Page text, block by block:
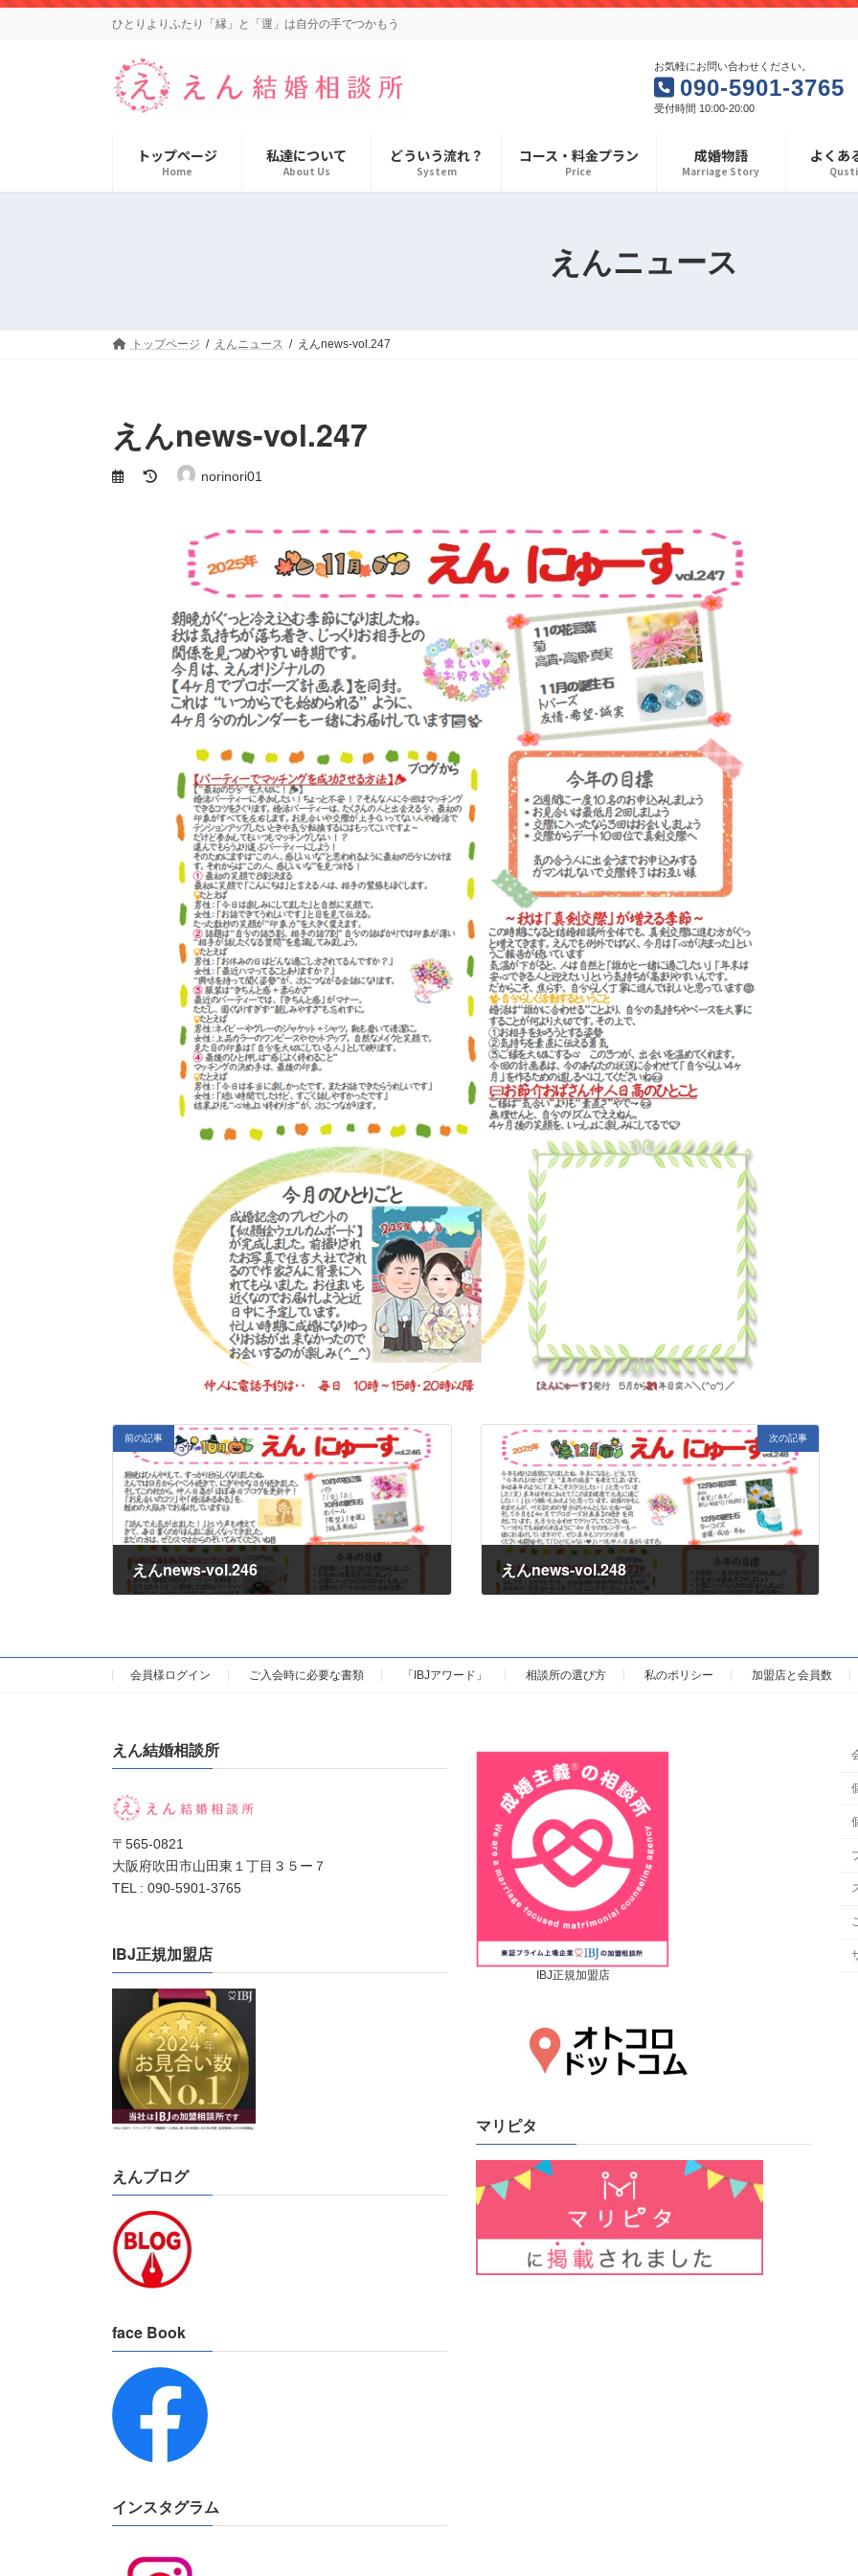
コ
プ
ナ
動
ひとりよりふたり「縁」と「運」は自分の手でつかもう
お気軽にお問い合わせください。
090-5901-3765
受付時間 10:00-20:00
トップページ
Home
私達について
About Us
どういう流れ？
System
コース・料金プラン
Price
成婚物語
Marriage Story
よくあ
えんニュース
トップページ えんニュース えんnews-vol.247
えんnews-vol.247
最
norinori01
前の記事
えんnews-vol.246
次の記事
えんnews-vol.248
会員様ログイン ご入会時に必要な書類 「IBJアワード」 相談所の選び方 私のポリシー 加盟店と会員数
えん結婚相談所
〒565-0821
大阪府吹田市山田東１丁目３５ー７
TEL : 090-5901-3765
IBJ正規加盟店
えんブログ
face Book
インスタグラム
IBJ正規加盟店
マリピタ